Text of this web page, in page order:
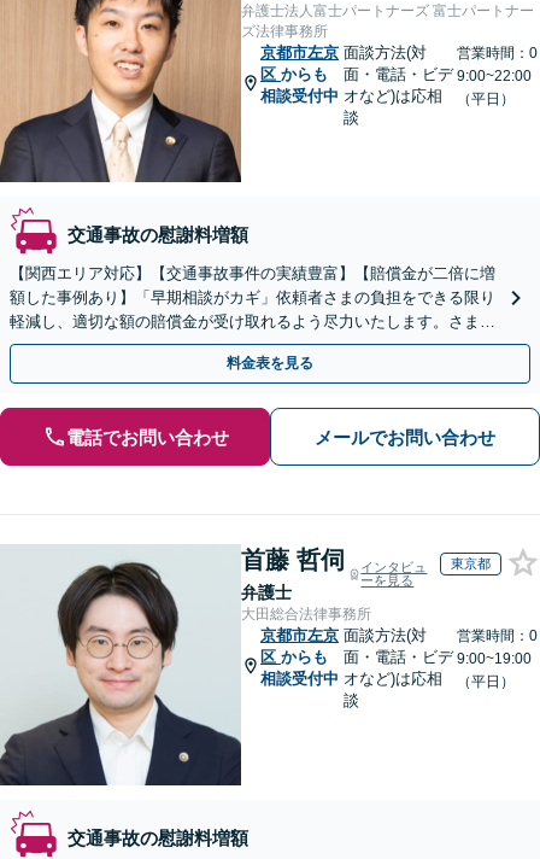
弁護士法人富士パートナーズ 富士パートナー
ズ法律事務所
京都市左京
区 からも
相談受付中
面談方法(対
面・電話・ビデ
オなど)は応相
談
営業時間：0
9:00~22:00
（平日）
交通事故の慰謝料増額
【関西エリア対応】【交通事故事件の実績豊富】【賠償金が二倍に増
額した事例あり】「早期相談がカギ」依頼者さまの負担をできる限り
軽減し、適切な額の賠償金が受け取れるよう尽力いたします。さまざ
まな角度から示談の提案をおこない、利益の最大化を目指す
料金表を見る
電話でお問い合わせ メールでお問い合わせ
首藤 哲伺
弁護士
インタビュ
ーを見る
東京都
大田総合法律事務所
京都市左京
区 からも
相談受付中
面談方法(対
面・電話・ビデ
オなど)は応相
談
営業時間：0
9:00~19:00
（平日）
交通事故の慰謝料増額